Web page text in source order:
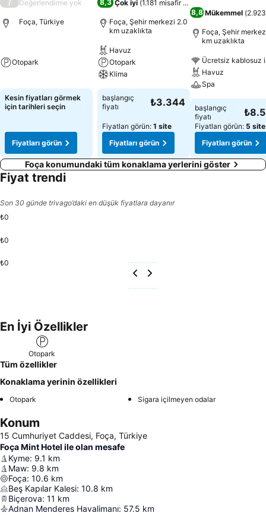
/ Değerlendirme yok
Foça, Türkiye
Otopark
Kesin fiyatları görmek
için tarihleri seçin
Fiyatları görün
8,3 Çok iyi (1.181 misafir puanı
Foça, Şehir merkezi 2.0
km uzaklıkta
Havuz
Otopark
Klima
başlangıç
fiyatı
₺3.344
Fiyatları görün: 1 site
Fiyatları görün
8,8 Mükemmel (
Foça, Şehir
km uzaklıkta
Ücretsiz kablosuz
Havuz
Spa
başlangıç
fiyatı
Fiyatları görün: 5 site
Fiyatları görün
Foça konumundaki tüm konaklama yerlerini göster
Fiyat trendi
Son 30 günde trivago’daki en düşük fiyatlara dayanır
₺0
₺0
₺0
En İyi Özellikler
Otopark
Tüm özellikler
Konaklama yerinin özellikleri
Otopark Sigara içilmeyen odalar
Konum
15 Cumhuriyet Caddesi, Foça, Türkiye
Foça Mint Hotel ile olan mesafe
Kyme: 9.1 km
Maw: 9.8 km
Foça: 10.6 km
Beş Kapılar Kalesi: 10.8 km
Biçerova: 11 km
Adnan Menderes Havalimanı: 57.5 km